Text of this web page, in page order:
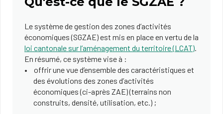
Le système de gestion des zones d’activités
économiques (SGZAE) est mis en place en vertu de la
loi cantonale sur l’aménagement du territoire (LCAT).
En résumé, ce système vise à :
offrir une vue d’ensemble des caractéristiques et
des évolutions des zones d’activités
économiques (ci-après ZAE) (terrains non
construits, densité, utilisation, etc.) ;